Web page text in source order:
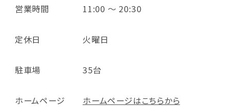
営業時間 11:00 ～ 20:30
定休日 火曜日
駐車場 35台
ホームページ ホームページはこちらから